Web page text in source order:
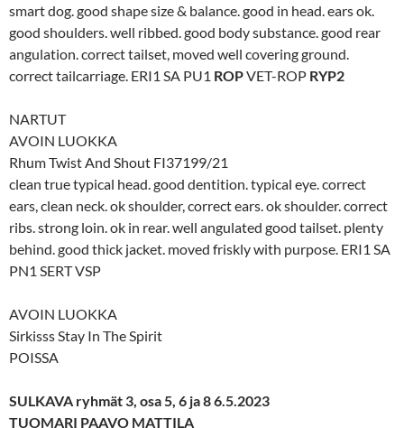
smart dog. good shape size & balance. good in head. ears ok.
good shoulders. well ribbed. good body substance. good rear
angulation. correct tailset, moved well covering ground.
correct tailcarriage. ERI1 SA PU1 ROPVET-ROP RYP2
NARTUT
AVOIN LUOKKA
Rhum Twist And Shout FI37199/21
clean true typical head. good dentition. typical eye. correct
ears, clean neck. ok shoulder, correct ears. ok shoulder. correct
ribs. strong loin. ok in rear. well angulated good tailset. plenty
behind. good thick jacket. moved friskly with purpose. ERI1 SA
PN1 SERT VSP
AVOIN LUOKKA
Sirkisss Stay In The Spirit
POISSA
SULKAVA ryhmät 3, osa 5, 6 ja 8 6.5.2023
TUOMARI PAAVO MATTILA